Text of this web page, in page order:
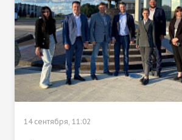
14 сентября, 11:02